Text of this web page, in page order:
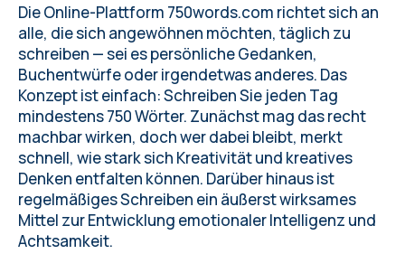
Die Online-Plattform 750words.com richtet sich an
alle, die sich angewöhnen möchten, täglich zu
schreiben — sei es persönliche Gedanken,
Buchentwürfe oder irgendetwas anderes. Das
Konzept ist einfach: Schreiben Sie jeden Tag
mindestens 750 Wörter. Zunächst mag das recht
machbar wirken, doch wer dabei bleibt, merkt
schnell, wie stark sich Kreativität und kreatives
Denken entfalten können. Darüber hinaus ist
regelmäßiges Schreiben ein äußerst wirksames
Mittel zur Entwicklung emotionaler Intelligenz und
Achtsamkeit.